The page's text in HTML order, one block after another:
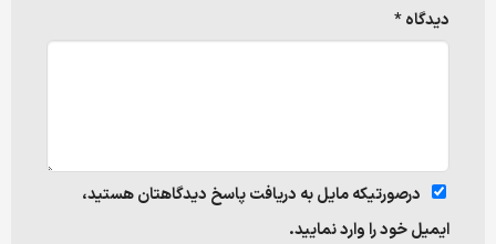
دیدگاه*
درصورتیکه مایل به دریافت پاسخ دیدگاهتان هستید،
ایمیل خود را وارد نمایید.